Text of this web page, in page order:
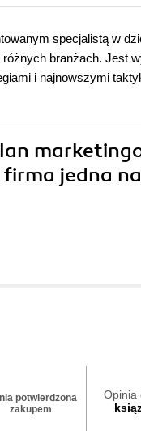
specjalistą w
różnych branżach. Jest
i najnowszymi
jedna
potwierdzona
zakupem
Opinia